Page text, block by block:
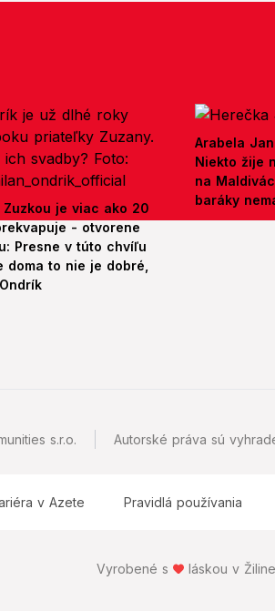
je viac ako 20
- otvorene
Presne v túto chvíľu
doma to nie je dobré,
Arabela
Niekto žije
na
baráky
s.r.o. Autorské práva sú
v Azete Pravidlá používania
Vyrobené s láskou v Žiline